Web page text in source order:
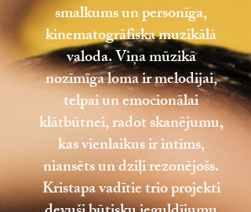
smalkums un personīga,
kinematogrāfiska muzikālā
valoda. Viņa mūzikā
nozīmīga loma ir melodijai,
telpai un emocionālai
klātbūtnei, radot skanējumu,
kas vienlaikus ir intīms,
niansēts un dziļi rezonējošs.
Kristapa vadītie trio projekti